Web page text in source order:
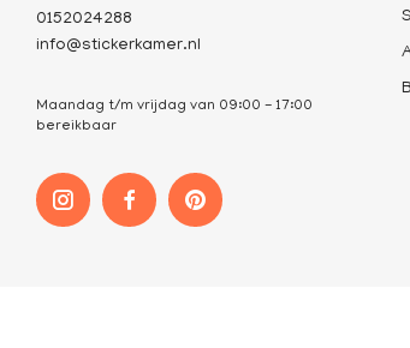
0152024288
info@stickerkamer.nl
Maandag t/m vrijdag van 09:00 - 17:00
bereikbaar